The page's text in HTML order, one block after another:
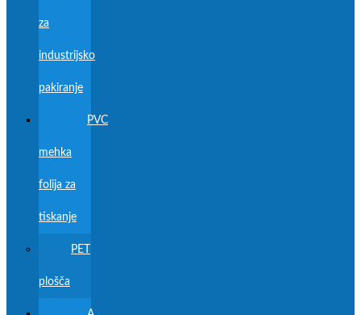
za
industrijsko
pakiranje
PVC
mehka
folija za
tiskanje
PET
plošča